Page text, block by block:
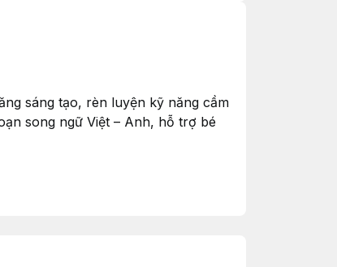
sáng tạo, rèn luyện kỹ năng cầm
song ngữ Việt – Anh, hỗ trợ bé